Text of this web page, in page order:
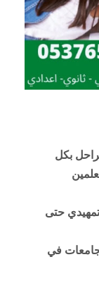
بكل
تمهيدي حتى
في